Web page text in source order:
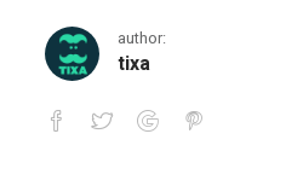
author:
tixa